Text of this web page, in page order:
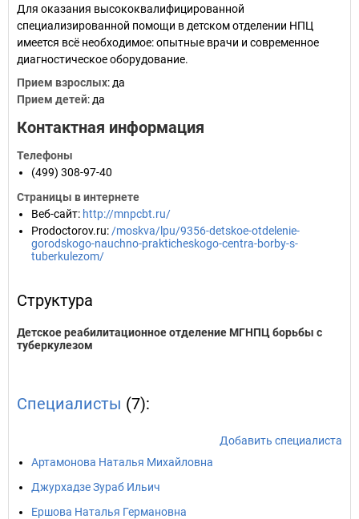
Для оказания высококвалифицированной
специализированной помощи в детском отделении НПЦ
имеется всё необходимое: опытные врачи и современное
диагностическое оборудование.
Прием взрослых: да
Прием детей: да
Контактная информация
Телефоны
(499) 308-97-40
Страницы в интернете
Веб-сайт: http://mnpcbt.ru/
Prodoctorov.ru: /moskva/lpu/9356-detskoe-otdelenie-
gorodskogo-nauchno-prakticheskogo-centra-borby-s-
tuberkulezom/
Структура
Детское реабилитационное отделение МГНПЦ борьбы с
туберкулезом
Специалисты (7):
Добавить специалиста
Артамонова Наталья Михайловна
Джурхадзе Зураб Ильич
Ершова Наталья Германовна